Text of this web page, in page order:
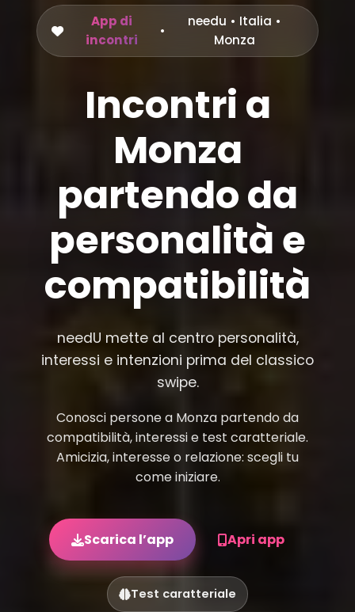
App di
incontri
•
needu • Italia •
Monza
Incontri a
Monza
partendo da
personalità e
compatibilità
needU mette al centro personalità,
interessi e intenzioni prima del classico
swipe.
Conosci persone a Monza partendo da
compatibilità, interessi e test caratteriale.
Amicizia, interesse o relazione: scegli tu
come iniziare.
Scarica l’app Apri app
Test caratteriale